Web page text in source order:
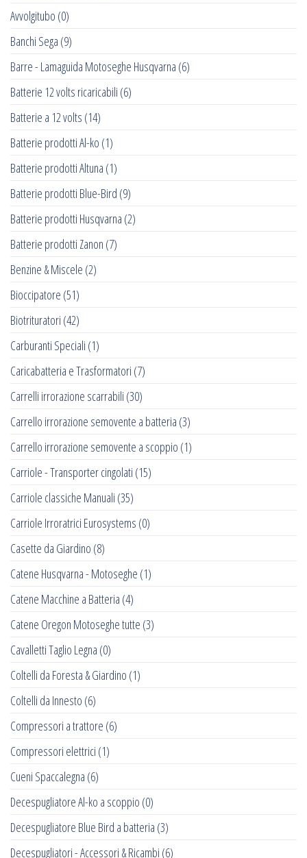
Avvolgitubo (0)
Banchi Sega (9)
Barre - Lamaguida Motoseghe Husqvarna (6)
Batterie 12 volts ricaricabili (6)
Batterie a 12 volts (14)
Batterie prodotti Al-ko (1)
Batterie prodotti Altuna (1)
Batterie prodotti Blue-Bird (9)
Batterie prodotti Husqvarna (2)
Batterie prodotti Zanon (7)
Benzine & Miscele (2)
Bioccipatore (51)
Biotrituratori (42)
Carburanti Speciali (1)
Caricabatteria e Trasformatori (7)
Carrelli irrorazione scarrabili (30)
Carrello irrorazione semovente a batteria (3)
Carrello irrorazione semovente a scoppio (1)
Carriole - Transporter cingolati (15)
Carriole classiche Manuali (35)
Carriole Irroratrici Eurosystems (0)
Casette da Giardino (8)
Catene Husqvarna - Motoseghe (1)
Catene Macchine a Batteria (4)
Catene Oregon Motoseghe tutte (3)
Cavalletti Taglio Legna (0)
Coltelli da Foresta & Giardino (1)
Coltelli da Innesto (6)
Compressori a trattore (6)
Compressori elettrici (1)
Cueni Spaccalegna (6)
Decespugliatore Al-ko a scoppio (0)
Decespugliatore Blue Bird a batteria (3)
Decespugliatori - Accessori & Ricambi (6)